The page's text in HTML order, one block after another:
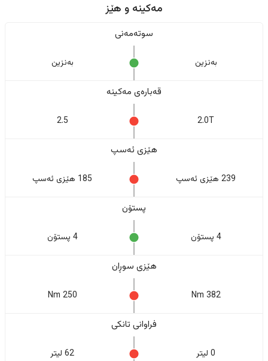
مەکینە و هێز
سوتەمەنی
بەنزین بەنزین
قەبارەی مەکینە
2.0T
2.5
هێزی ئەسپ
239 هێزی ئەسپ 185 هێزی ئەسپ
پستۆن
4 پستۆن 4 پستۆن
هێزی سوڕان
382 Nm
250 Nm
فراوانی تانکی
0 لیتر 62 لیتر